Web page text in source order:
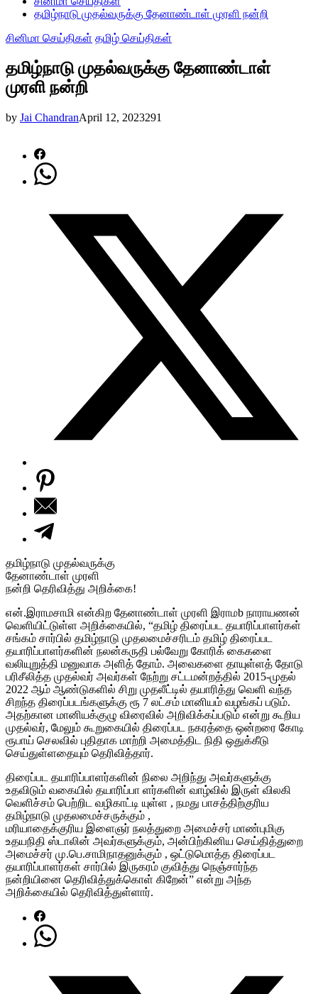
தமிழ்நாடு முதல்வருக்கு தேனாண்டாள் முரளி நன்றி
சினிமா செய்திகள் தமிழ் செய்திகள்
தமிழ்நாடு முதல்வருக்கு தேனாண்டாள்
முரளி நன்றி
by Jai ChandranApril 12, 2023291
தமிழ்நாடு முதல்வருக்கு
தேனாண்டாள் முரளி
நன்றி தெரிவித்து அறிக்கை!
என்.இராமசாமி என்கிற தேனாண்டாள் முரளி இராமb நாராயணன்
வெளியிட்டுள்ள அறிக்கையில், “தமிழ் திரைப்பட தயாரிப்பாளர்கள்
சங்கம் சார்பில் தமிழ்நாடு முதலமைச்சரிடம் தமிழ் திரைப்பட
தயாரிப்பாளர்களின் நலன்கருதி பல்வேறு கோரிக் கைகளை
வலியுறுத்தி மனுவாக அளித் தோம். அவைகளை தாயுள்ளத் தோடு
பரிசீலித்த முதல்வர் அவர்கள் நேற்று சட்டமன்றத்தில் 2015-முதல்
2022 ஆம் ஆண்டுகளில் சிறு முதலீட்டில் தயாரித்து வெளி வந்த
சிறந்த திரைப்படங்களுக்கு ரூ 7 லட்சம் மானியம் வழங்கப் படும்.
அதற்கான மானியக்குழு விரைவில் அறிவிக்கப்படும் என்று கூறிய
முதல்வர், மேலும் கூறுகையில் திரைப்பட நகரத்தை ஒன்றரை கோடி
ரூபாய் செலவில் புதிதாக மாற்றி அமைத்திட நிதி ஒதுக்கீடு
செய்துள்ளதையும் தெரிவித்தார்.
திரைப்பட தயாரிப்பாளர்களின் நிலை அறிந்து அவர்களுக்கு
உதவிடும் வகையில் தயாரிப்பா ளர்களின் வாழ்வில் இருள் விலகி
வெளிச்சம் பெற்றிட வழிகாட்டி யுள்ள , நமது பாசத்திற்குரிய
தமிழ்நாடு முதலமைச்சருக்கும் ,
மரியாதைக்குரிய இளைஞர் நலத்துறை அமைச்சர் மாண்புமிகு
உதயநிதி ஸ்டாலின் அவர்களுக்கும், அன்பிற்கினிய செய்தித்துறை
அமைச்சர் மு.பெ.சாமிநாதனுக்கும் , ஒட்டுமொத்த திரைப்பட
தயாரிப்பாளர்கள் சார்பில் இருகரம் குவித்து நெஞ்சார்ந்த
நன்றியினை தெரிவித்துக்கொள் கிறேன்” என்று அந்த
அறிக்கையில் தெரிவித்துள்ளார்.